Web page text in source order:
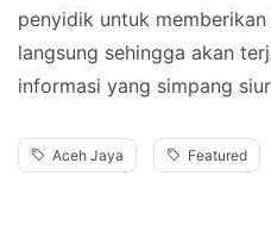
penyidik untuk
langsung sehingga akan
informasi yang simpang
Aceh Jaya Featured